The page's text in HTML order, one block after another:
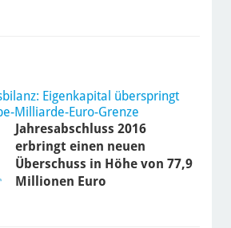
Eigenkapital überspringt
Milliarde-Euro-Grenze
Jahresabschluss 2016
erbringt einen neuen
Überschuss in Höhe von 77,9
Millionen Euro